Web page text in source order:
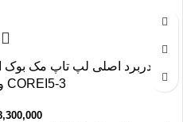
COREI5-3 و 4 گیگ رم